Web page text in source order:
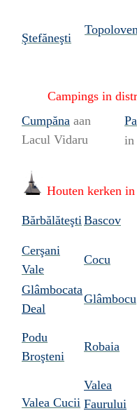
Ştefăneşti
Campings in
Cumpăna aan
Lacul Vidaru
in
Houten kerken in
Bărbălăteşti Bascov
Cerşani
Vale
Cocu
Glâmbocata
Deal
Glâmbocu
Podu
Broşteni
Robaia
Valea Cucii
Valea
Faurului